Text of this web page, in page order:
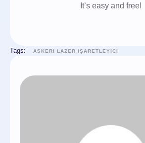
It’s easy and free!
Tags: ASKERI LAZER IŞARETLEYICI